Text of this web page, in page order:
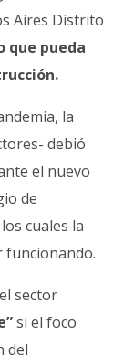
Aires Distrito
que pueda
la
debió
el nuevo
de
cuales la
funcionando.
sector
si el foco
del